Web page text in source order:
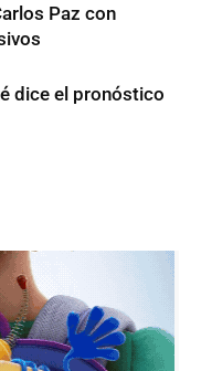
Paz con
dice el pronóstico